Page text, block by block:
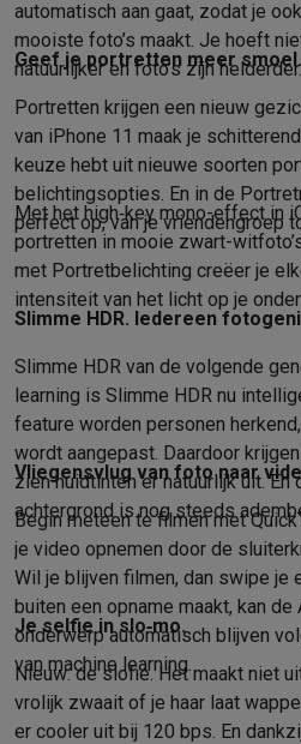
automatisch aan gaat, zodat je
mooiste foto’s maakt. Je hoeft
natuurlijker en foto’s zijn helderder.
Geef je portretten meer smoel.
Portretten krijgen een nieuw
van iPhone 11 maak je
keuze hebt uit nieuwe soorten
belichtings­opties. En in de
perfect op, van je vriendengroep
Met het high‑key mono-effect in
portretten in mooie zwart-
met Portret­belichting creëer je
intensiteit van het licht op je
Slimme HDR. Iedereen
Slimme HDR van de volgende
learning is Slimme HDR nu
feature worden personen
wordt aangepast. Daardoor
zien huidtinten er natuurlijk uit.
achter­grond is nog steeds
Vliegensvlug van foto naar
Begin meteen te filmen met
je video opnemen door de
Wil je blijven filmen, dan swipe je
buiten een opname maakt, kan
onderwerp automatisch blijven
van machine learning.
Je selfie in slo‑mo.
Nieuw: de slofie. Het maakt niet
vrolijk zwaait of je haar laat
er cooler uit bij 120 bps. En